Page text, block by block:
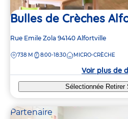
Bulles de Crèches
Adresse
la
Rue Emile Zola 94140 Alfortville
DISTANCE
738 M 8:00-18:30 MICRO-CRÈCHE
Voir plus de
Sélectionnée Retirer
Partenaire